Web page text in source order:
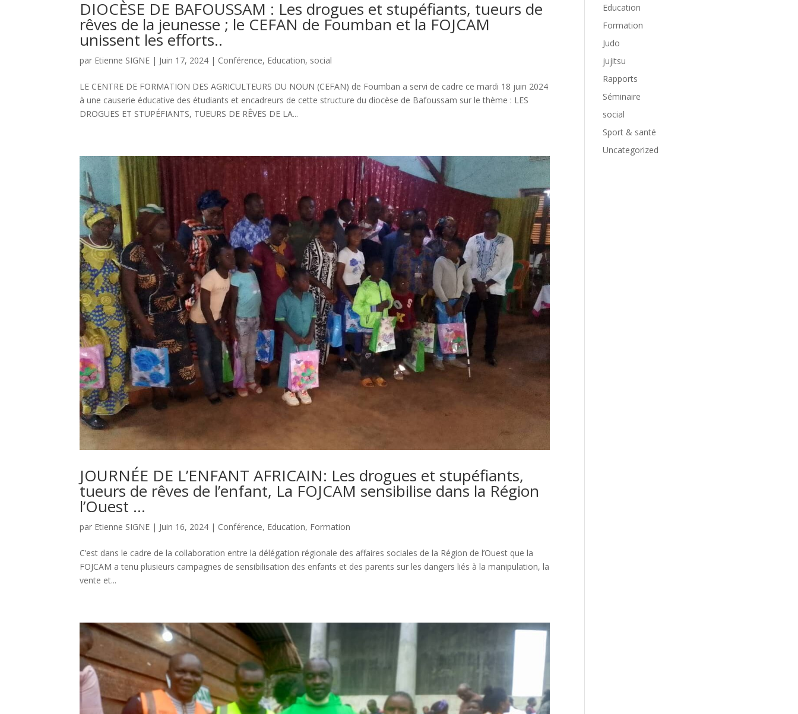
DIOCÈSE DE BAFOUSSAM : Les drogues et stupéfiants, tueurs de
rêves de la jeunesse ; le CEFAN de Foumban et la FOJCAM
unissent les efforts..
par Etienne SIGNE | Juin 17, 2024 | Conférence, Education, social
LE CENTRE DE FORMATION DES AGRICULTEURS DU NOUN (CEFAN) de Foumban a servi de cadre ce mardi 18 juin 2024
à une causerie éducative des étudiants et encadreurs de cette structure du diocèse de Bafoussam sur le thème : LES
DROGUES ET STUPÉFIANTS, TUEURS DE RÊVES DE LA...
JOURNÉE DE L’ENFANT AFRICAIN: Les drogues et stupéfiants,
tueurs de rêves de l’enfant, La FOJCAM sensibilise dans la Région
l’Ouest …
par Etienne SIGNE | Juin 16, 2024 | Conférence, Education, Formation
C’est dans le cadre de la collaboration entre la délégation régionale des affaires sociales de la Région de l’Ouest que la
FOJCAM a tenu plusieurs campagnes de sensibilisation des enfants et des parents sur les dangers liés à la manipulation, la
vente et...
Education
Formation
Judo
jujitsu
Rapports
Séminaire
social
Sport & santé
Uncategorized